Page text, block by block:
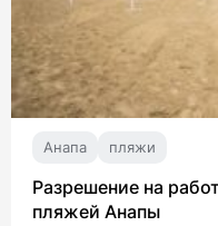
Анапа пляжи
Разрешение на
пляжей Анапы